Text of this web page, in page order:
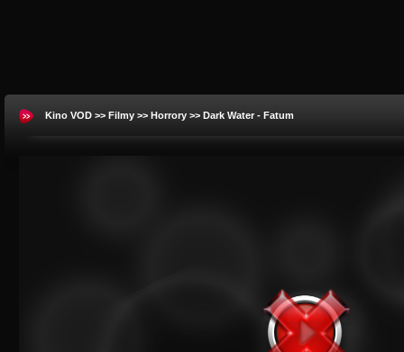
Kino VOD >> Filmy >> Horrory >> Dark Water - Fatum